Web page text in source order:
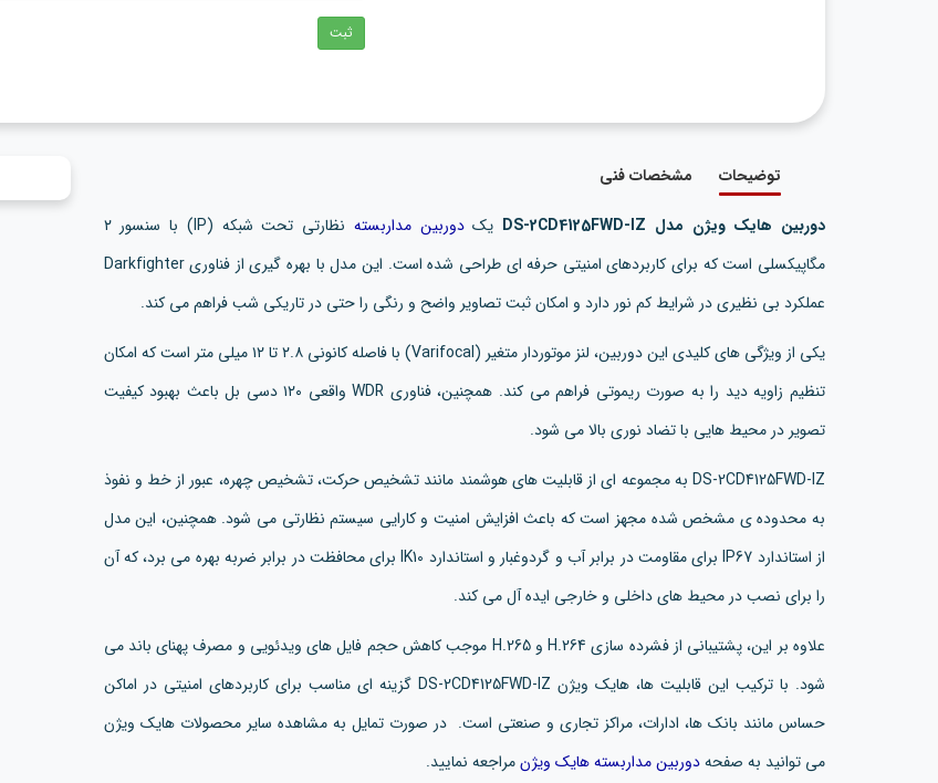
ثبت
توضیحات مشخصات فنی
دوربین هایک ویژن مدل DS-2CD4125FWD-IZ یکدوربین مداربسته
نظارتی تحت شبکه (IP) با سنسور ۲
مگاپیکسلی است که برای کاربردهای امنیتی حرفه ای طراحی شده است. این مدل با بهره گیری از فناوری Darkfighter
عملکرد بی نظیری در شرایط کم نور دارد و امکان ثبت تصاویر واضح و رنگی را حتی در تاریکی شب فراهم می کند.
یکی از ویژگی های کلیدی این دوربین، لنز موتوردار متغیر (Varifocal) با فاصله کانونی ۲.۸ تا ۱۲ میلی متر است که امکان
تنظیم زاویه دید را به صورت ریموتی فراهم می کند. همچنین، فناوری WDR واقعی ۱۲۰ دسی بل باعث بهبود کیفیت
تصویر در محیط هایی با تضاد نوری بالا می شود.
DS-2CD4125FWD-IZ به مجموعه ای از قابلیت های هوشمند مانند تشخیص حرکت، تشخیص چهره، عبور از خط و نفوذ
به محدوده ی مشخص شده مجهز است که باعث افزایش امنیت و کارایی سیستم نظارتی می شود. همچنین، این مدل
از استاندارد IP67 برای مقاومت در برابر آب و گردوغبار و استاندارد IK10 برای محافظت در برابر ضربه بهره می برد، که آن
را برای نصب در محیط های داخلی و خارجی ایده آل می کند.
علاوه بر این، پشتیبانی از فشرده سازی H.264 و H.265 موجب کاهش حجم فایل های ویدئویی و مصرف پهنای باند می
شود. با ترکیب این قابلیت ها، هایک ویژن DS-2CD4125FWD-IZ گزینه ای مناسب برای کاربردهای امنیتی در اماکن
حساس مانند بانک ها، ادارات، مراکز تجاری و صنعتی است. در صورت تمایل به مشاهده سایر محصولات هایک ویژن
می توانید به صفحهدوربین مداربسته هایک ویژنمراجعه نمایید.